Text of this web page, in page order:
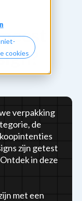
cookies
verpakking
de
zijn getest
in deze
met een